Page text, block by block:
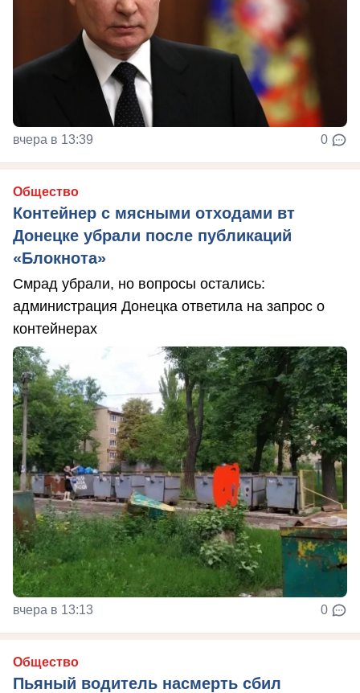
вчера в 13:39 0
Общество
Контейнер с мясными отходами вт
Донецке убрали после публикаций
«Блокнота»
Смрад убрали, но вопросы остались:
администрация Донецка ответила на запрос о
контейнерах
вчера в 13:13 0
Общество
Пьяный водитель насмерть сбил